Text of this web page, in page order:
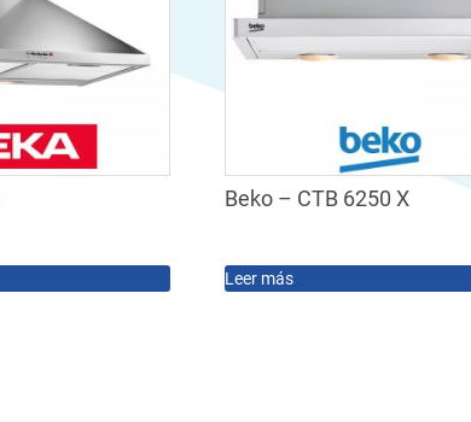
Beko – CTB 6250 X
Leer más